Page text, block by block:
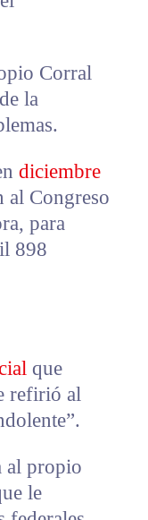
Corral
la
diciembre
al Congreso
para
898
que
refirió al
al propio
le